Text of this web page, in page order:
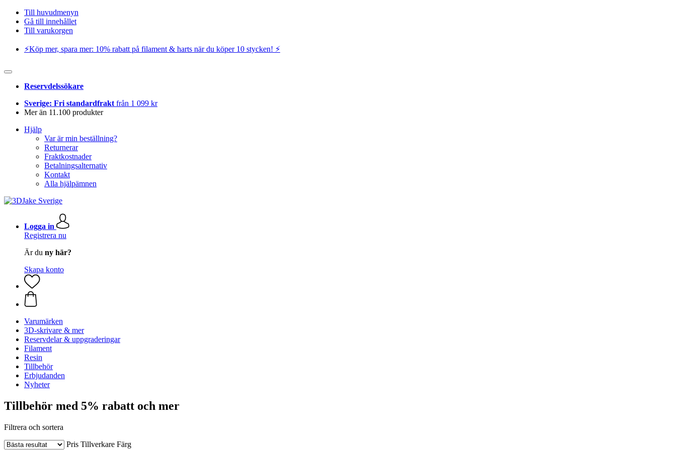
Till huvudmenyn
Gå till innehållet
Till varukorgen
⚡️Köp mer, spara mer: 10% rabatt på filament & harts när du köper 10 stycken! ⚡️
Reservdelssökare
Sverige: Fri standardfrakt från 1 099 kr
Mer än 11.100 produkter
Hjälp
Var är min beställning?
Returnerar
Fraktkostnader
Betalningsalternativ
Kontakt
Alla hjälpämnen
Logga in
Registrera nu
Är du ny här?
Skapa konto
Varumärken
3D-skrivare & mer
Reservdelar & uppgraderingar
Filament
Resin
Tillbehör
Erbjudanden
Nyheter
Tillbehör med 5% rabatt och mer
Filtrera och sortera
Pris Tillverkare Färg